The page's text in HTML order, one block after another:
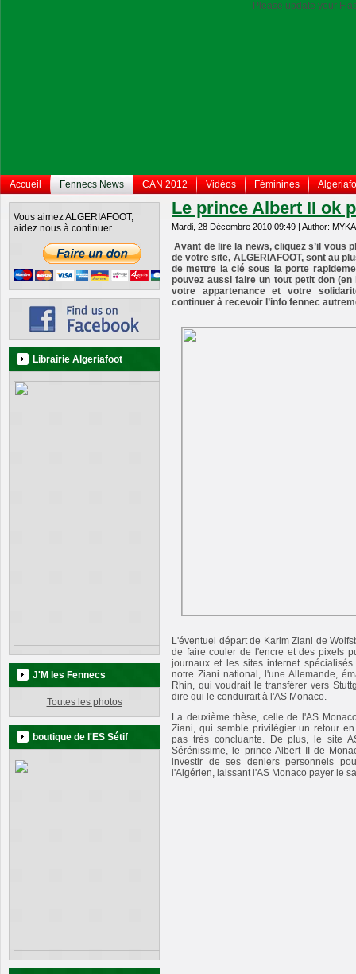
Please update your
Accueil Fennecs News CAN 2012 Vidéos Féminines
Vous aimez ALGERIAFOOT,
aidez nous à continuer
Librairie Algeriafoot
J'M les Fennecs
Toutes les photos
boutique de l'ES Sétif
Le prince Albert II ok
Mardi, 28 Décembre 2010 09:49 | Author:
Avant de lire la news, cliquez s’il vous
de votre site, ALGERIAFOOT, sont au
de mettre la clé sous la porte
pouvez aussi faire un tout petit don
votre appartenance et votre
continuer à recevoir l’info fennec
L'éventuel départ de Karim Ziani de
de faire couler de l'encre et des pixels
journaux et les sites internet
notre Ziani national, l'une Allemande,
Rhin, qui voudrait le transférer vers
dire qui le conduirait à l'AS Monaco.
La deuxième thèse, celle de l'AS
Ziani, qui semble privilégier un retour
pas très concluante. De plus, le site
Sérénissime, le prince Albert II de
investir de ses deniers personnels
l'Algérien, laissant l'AS Monaco payer le